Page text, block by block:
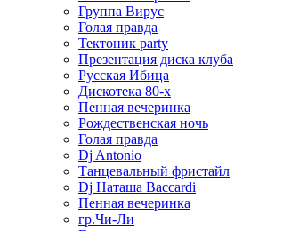
Группа Вирус
Голая правда
Тектоник party
Презентация диска клуба
Русская Ибица
Дискотека 80-х
Пенная вечеринка
Рождественская ночь
Голая правда
Dj Antonio
Танцевальный фристайл
Dj Наташа Baccardi
Пенная вечеринка
гр.Чи-Ли